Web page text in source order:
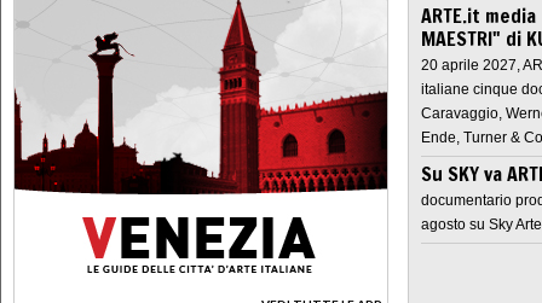
ARTE.it
MAESTRI" di
20 aprile 2027,
italiane cinque
Caravaggio,
Ende, Turner &
Su SKY va
documentario
agosto su Sky Arte